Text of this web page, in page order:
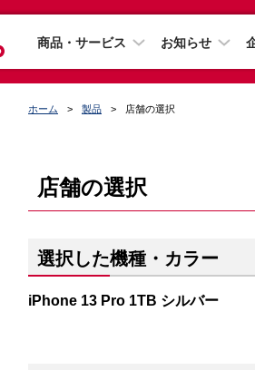
商品・サービス お知らせ
ホーム 製品 店舗の選択
店舗の選択
選択した機種・カラー
iPhone 13 Pro 1TB シルバー